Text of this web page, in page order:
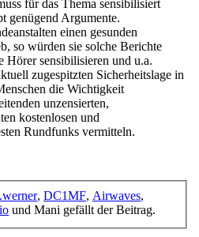
für das Thema sensibilisiert
genügend Argumente.
einen gesunden
so würden sie solche Berichte
Hörer sensibilisieren und u.a.
zugespitzten Sicherheitslage in
die Wichtigkeit
unzensierten,
kostenlosen und
Rundfunks vermitteln.
, DC1MF, Airwaves,
und Mani gefällt der Beitrag.